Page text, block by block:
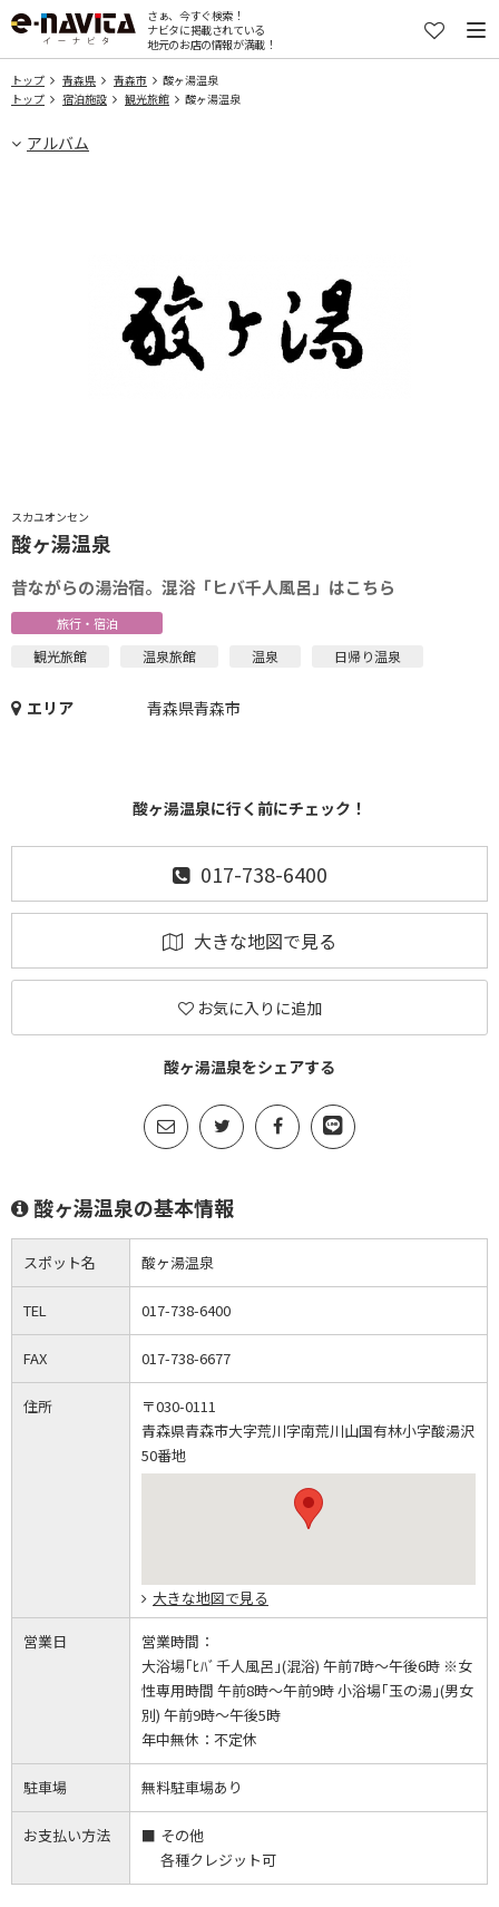
さぁ、今すぐ検索！
ナビタに掲載されている
地元のお店の情報が満載！
トップ 青森県 青森市
酸ヶ湯温泉
トップ
宿泊施設 観光旅館 酸ヶ湯温泉
アルバム
スカユオンセン
酸ヶ湯温泉
昔ながらの湯治宿。混浴「ヒバ千人風呂」はこちら
旅行・宿泊
観光旅館 温泉旅館 温泉 日帰り温泉
エリア 青森県青森市
酸ヶ湯温泉に行く前にチェック！
017-738-6400
大きな地図で見る
お気に入りに追加
酸ヶ湯温泉をシェアする
酸ヶ湯温泉の基本情報
スポット名 酸ヶ湯温泉
TEL 017-738-6400
FAX 017-738-6677
住所
〒030-0111
青森県青森市大字荒川字南荒川山国有林小字酸湯沢
50番地
大きな地図で見る
営業日
営業時間：
大浴場｢ﾋﾊﾞ千人風呂｣(混浴) 午前7時～午後6時 ※女
性専用時間 午前8時～午前9時 小浴場｢玉の湯｣(男女
別) 午前9時～午後5時
年中無休： 不定休
駐車場 無料駐車場あり
お支払い方法
その他
各種クレジット可